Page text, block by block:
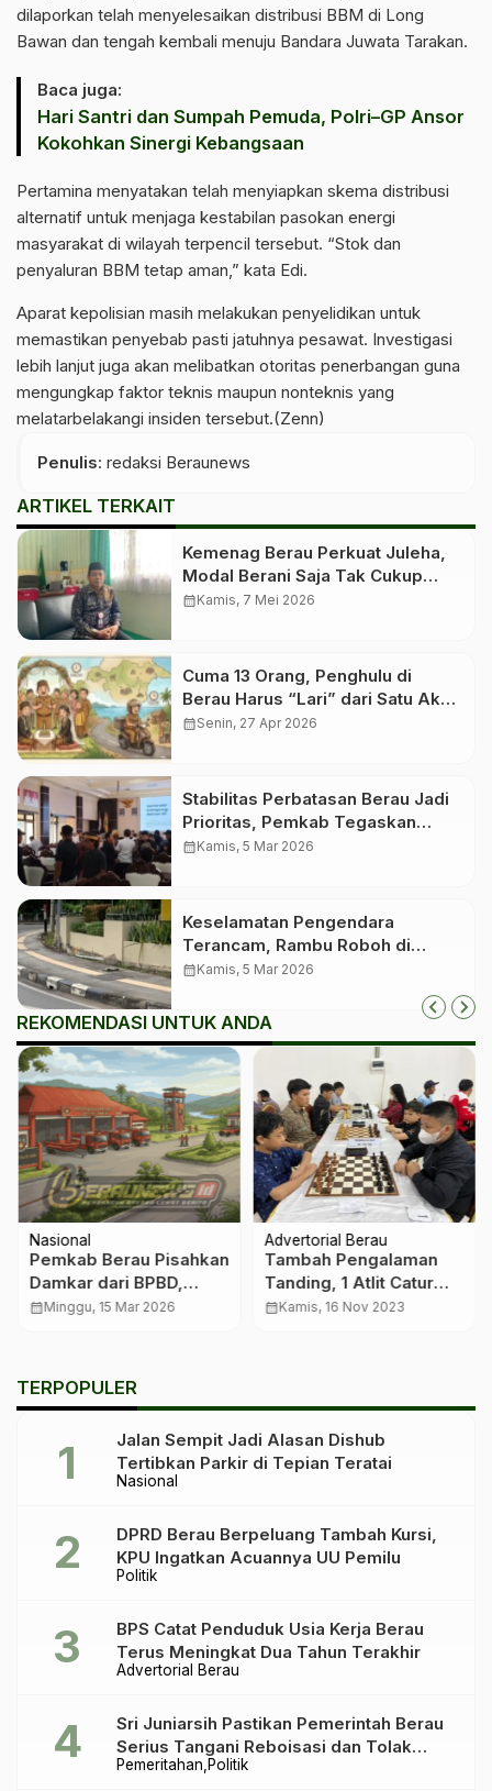
dilaporkan telah menyelesaikan distribusi BBM di Long
Bawan dan tengah kembali menuju Bandara Juwata Tarakan.
Baca juga:
Hari Santri dan Sumpah Pemuda, Polri–GP Ansor
Kokohkan Sinergi Kebangsaan
Pertamina menyatakan telah menyiapkan skema distribusi
alternatif untuk menjaga kestabilan pasokan energi
masyarakat di wilayah terpencil tersebut. “Stok dan
penyaluran BBM tetap aman,” kata Edi.
Aparat kepolisian masih melakukan penyelidikan untuk
memastikan penyebab pasti jatuhnya pesawat. Investigasi
lebih lanjut juga akan melibatkan otoritas penerbangan guna
mengungkap faktor teknis maupun nonteknis yang
melatarbelakangi insiden tersebut.(Zenn)
Penulis: redaksi Beraunews
ARTIKEL TERKAIT
Kemenag Berau Perkuat Juleha,
Modal Berani Saja Tak Cukup
untuk Sembelih Kurban
calendar_monthKamis, 7 Mei 2026
Cuma 13 Orang, Penghulu di
Berau Harus “Lari” dari Satu Akad
ke Akad Lain
calendar_monthSenin, 27 Apr 2026
Stabilitas Perbatasan Berau Jadi
Prioritas, Pemkab Tegaskan
Penyelesaian Sesuai Aturan
calendar_monthKamis, 5 Mar 2026
Keselamatan Pengendara
Terancam, Rambu Roboh di
Sejumlah Titik Jalan Berau
calendar_monthKamis, 5 Mar 2026
REKOMENDASI UNTUK ANDA
Nasional
Pemkab Berau Pisahkan
Damkar dari BPBD,
Layanan Pemadaman
calendar_monthMinggu, 15 Mar 2026
Advertorial Berau
Tambah Pengalaman
Tanding, 1 Atlit Catur
Junior Bartanding di
calendar_monthKamis, 16 Nov 2023
TERPOPULER
Nasional
Jalan Sempit Jadi Alasan Dishub
Tertibkan Parkir di Tepian Teratai
Politik
DPRD Berau Berpeluang Tambah Kursi,
KPU Ingatkan Acuannya UU Pemilu
Advertorial Berau
BPS Catat Penduduk Usia Kerja Berau
Terus Meningkat Dua Tahun Terakhir
Pemeritahan Politik
Sri Juniarsih Pastikan Pemerintah Berau
Serius Tangani Reboisasi dan Tolak
Praktik Ilegal